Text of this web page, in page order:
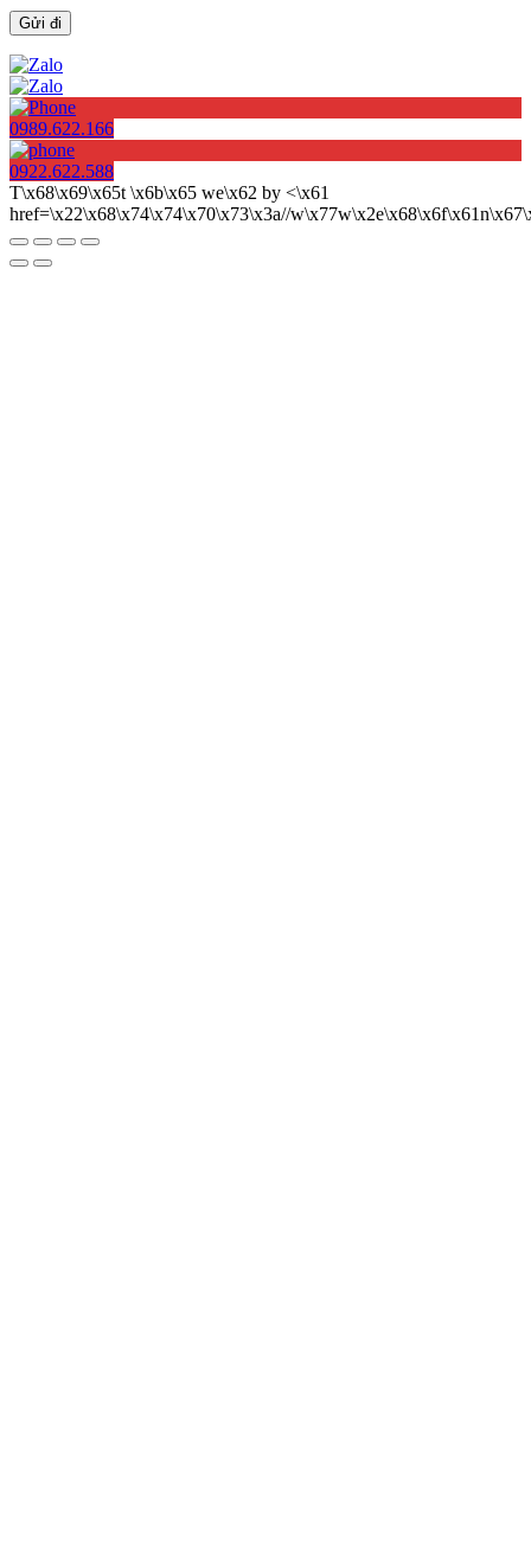
0989.622.166
0922.622.588
T\x68\x69\x65t \x6b\x65 we\x62 by <\x61
href=\x22\x68\x74\x74\x70\x73\x3a//